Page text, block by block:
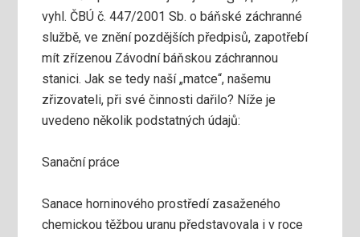
vyhl. ČBÚ č. 447/2001 Sb. o báňské záchranné
službě, ve znění pozdějších předpisů, zapotřebí
mít zřízenou Závodní báňskou záchrannou
stanici. Jak se tedy naší „matce“, našemu
zřizovateli, při své činnosti dařilo? Níže je
uvedeno několik podstatných údajů:
Sanační práce
Sanace horninového prostředí zasaženého
chemickou těžbou uranu představovala i v roce